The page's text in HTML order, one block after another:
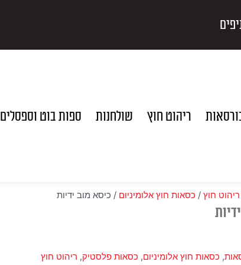
ריהוט חוץ שולחנות ספות בוט וספסלים
ריהוט חוץ / כסאות חוץ אלומיניום / כיסא מוב ידיות
, כסאות חוץ אלומיניום, כסאות פלסטיק, ריהוט חוץ